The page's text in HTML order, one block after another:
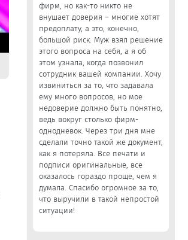
фирм, но как-то никто не
внушает доверия – многие хотят
предоплату, а это, конечно,
большой риск. Муж взял решение
этого вопроса на себя, а я об
этом узнала, когда позвонил
сотрудник вашей компании. Хочу
извиниться за то, что задавала
ему много вопросов, но мое
недоверие должно быть понятно,
ведь вокруг столько фирм-
однодневок. Через три дня мне
сделали точно такой же документ,
как я потеряла. Все печати и
подписи оригинальные, все
оказалось гораздо проще, чем я
думала. Спасибо огромное за то,
что выручили в такой непростой
ситуации!